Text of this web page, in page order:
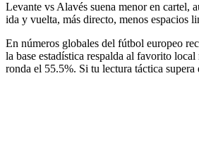
Levante vs Alavés suena menor en cartel,
ida y vuelta, más directo, menos espacios
En números globales del fútbol europeo
la base estadística respalda al favorito
ronda el 55.5%. Si tu lectura táctica